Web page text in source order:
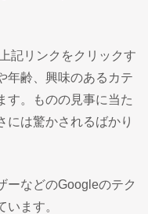
記リンクをクリックす
年齢、興味のあるカテ
す。ものの見事に当た
には驚かされるばかり
ーなどのGoogleのテク
います。